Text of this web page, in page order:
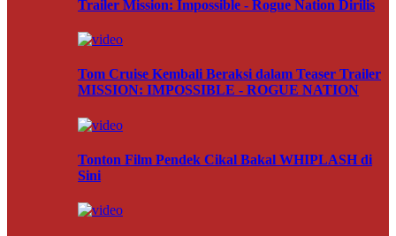
Trailer Mission: Impossible - Rogue Nation Dirilis
Tom Cruise Kembali Beraksi dalam Teaser Trailer
MISSION: IMPOSSIBLE - ROGUE NATION
Tonton Film Pendek Cikal Bakal WHIPLASH di
Sini